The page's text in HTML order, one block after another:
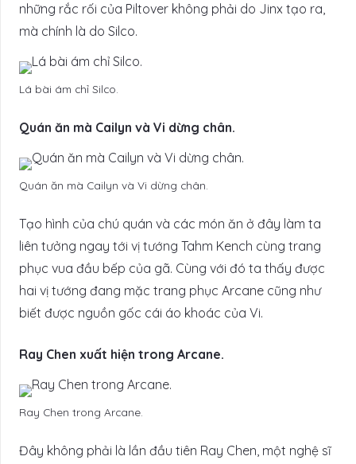
những rắc rối của Piltover không phải do Jinx tạo ra,
mà chính là do Silco.
Lá bài ám chỉ Silco.
Quán ăn mà Cailyn và Vi dừng chân.
Quán ăn mà Cailyn và Vi dừng chân.
Tạo hình của chú quán và các món ăn ở đây làm ta
liên tưởng ngay tới vị tướng Tahm Kench cùng trang
phục vua đầu bếp của gã. Cùng với đó ta thấy được
hai vị tướng đang mặc trang phục Arcane cũng như
biết được nguồn gốc cái áo khoác của Vi.
Ray Chen xuất hiện trong Arcane.
Ray Chen trong Arcane.
Đây không phải là lần đầu tiên Ray Chen, một nghệ sĩ